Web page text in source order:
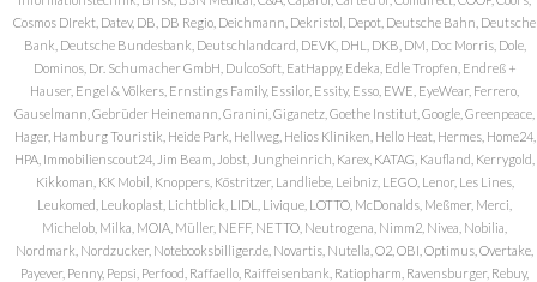
Cosmos DIrekt, Datev, DB, DB Regio, Deichmann, Dekristol, Depot, Deutsche Bahn, Deutsche
Bank, Deutsche Bundesbank, Deutschlandcard, DEVK, DHL, DKB, DM, Doc Morris, Dole,
Dominos, Dr. Schumacher GmbH, DulcoSoft, EatHappy, Edeka, Edle Tropfen, Endreß +
Hauser, Engel & Völkers, Ernstings Family, Essilor, Essity, Esso, EWE, EyeWear, Ferrero,
Gauselmann, Gebrüder Heinemann, Granini, Giganetz, Goethe Institut, Google, Greenpeace,
Hager, Hamburg Touristik, Heide Park, Hellweg, Helios Kliniken, Hello Heat, Hermes, Home24,
HPA, Immobilienscout24, Jim Beam, Jobst, Jungheinrich, Karex, KATAG, Kaufland, Kerrygold,
Kikkoman, KK Mobil, Knoppers, Köstritzer, Landliebe, Leibniz, LEGO, Lenor, Les Lines,
Leukomed, Leukoplast, Lichtblick, LIDL, Livique, LOTTO, McDonalds, Meßmer, Merci,
Michelob, Milka, MOIA, Müller, NEFF, NETTO, Neutrogena, Nimm2, Nivea, Nobilia,
Nordmark, Nordzucker, Notebooksbilliger.de, Novartis, Nutella, O2, OBI, Optimus, Overtake,
Payever, Penny, Pepsi, Perfood, Raffaello, Raiffeisenbank, Ratiopharm, Ravensburger, Rebuy,